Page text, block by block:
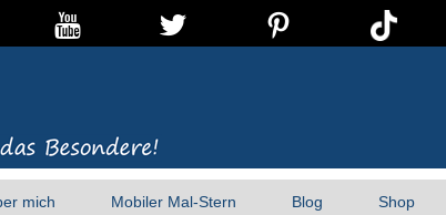
mich Mobiler Mal-Stern Blog Shop